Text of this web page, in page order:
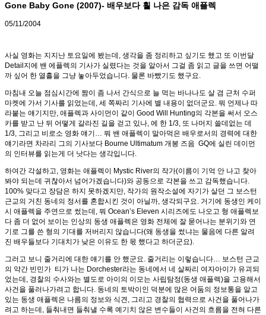
Gone Baby Gone (2007)- 배우보다 훨 나은 감독 애플렉
05/11/2004
사실 영화는 지지난 토요일에 봤는데, 생각을 좀 정리하고 싶기도 했고 또 이번달
Detail지에 밴 에플렉의 기사가 실렸다는 것을 알아서 그걸 좀 읽고 글을 쓰면 어떨
까 싶어 한 열흘을 그냥 놓아두었습니다. 물론 바빴기도 했구요.
마침내 오늘 점심시간에 짬이 좀 나서 간식으로 늘 먹는 바나나도 살 겸 근처 수퍼
마켓에 가서 기사를 읽었는데, 세 쪽짜리 기사에 별 내용이 없더군요. 뭐 언제나 따
라붙는 얘기지만, 애플렉과 사이먼이 같이 Good Will Hunting의 각본을 써서 오스
카를 받고 난 뒤 어떻게 갈라진 길을 걷고 있나, 에 한 1/3, 또 나머지 쓸데없는 데
1/3, 그리고 비로소 영화 얘기… 뭐 밴 애플렉이 말아먹은 배우로서의 경력에 대한
얘기라면 차라리 그의 기사보다 Bourne Ultimatum 개봉 즈음 GQ에 실린 데이먼
의 인터뷰를 읽는게 더 낫다는 생각입니다.
하여간 각설하고, 영화는 애플렉이 Mystic River의 작가(이름이 기억 안 나고 찾아
봐야 되는데 귀찮아서 넘어가겠습니다)와 공동으로 각본을 쓰고 감독했습니다.
100% 맞다고 장담은 하지 못하겠지만, 작가의 원작소설에 자기가 살던 그 보스턴
근교의 거친 동네의 정서를 혼합시킨 것이 아닐까, 생각되구요. 거기에 동생인 케이
시 애플렉을 주연으로 썼는데, 뭐 Ocean’s Eleven 시리즈에도 나오고 형 애플렉보
다 좀 더 없어 보이는 인상의 동생 애플렉은 영화 전체에 잘 묻어나는 분위기와 연
기로 그를 쓴 형의 기대를 저버리지 않습니다(왜 동생을 썼냐는 물음에 다른 알려
진 배우들보다 기대치가 낮은 이유도 한 몫 했다고 하더군요).
그러고 보니 줄거리에 대한 얘기를 안 했군요. 줄거리는 이렇습니다… 보스턴 근교
의 약간 빈민가 티가 나는 Dorchester라는 동네에서 네 살짜리 여자아이가 유괴되
었는데, 경찰의 수사와는 별도로 아이의 이모는 사립탐정(동생 애플렉)을 고용해서
사건을 풀러나가려고 합니다. 동네의 토박이인 덕분에 많은 어둠의 정보통을 알고
있는 동생 애플렉은 나름의 정보와 식견, 그리고 경찰의 협력으로 사건을 풀어나가
려고 하는데, 들춰내면 들춰낼 수록 예기치 않은 변수들이 사건의 흐름을 전혀 다른